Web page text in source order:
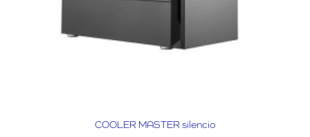
COOLER MASTER silencio